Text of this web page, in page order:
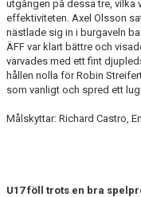
utgången på dessa tre, vilka
effektiviteten. Axel Olsson
nästlade sig in i burgaveln
ÄFF var klart bättre och
varvades med ett fint
hållen nolla för Robin
som vanligt och spred ett
Målskyttar: Richard Castro,
U17 föll trots en bra